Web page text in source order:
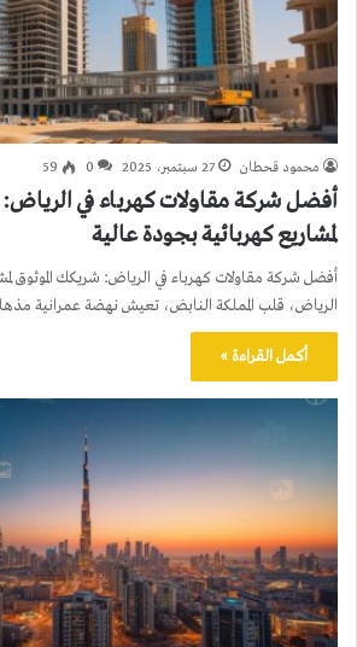
محمود قحطان 27 سبتمبر، 2025 0
59
أفضل شركة مقاولات كهرباء في الرياض:
لمشاريع كهربائية بجودة عالية
أفضل شركة مقاولات كهرباء في الرياض: شريكك الموثوق
الرياض، قلب المملكة النابض، تعيش نهضة عمرانية
أكمل القراءة »